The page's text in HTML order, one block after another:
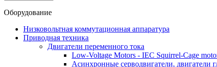
Оборудование
Низковольтная коммутационная аппаратура
Приводная техника
Двигатели переменного тока
Low-Voltage Motors - IEC Squirrel-Cage
Асинхронные серводвигатели, двигатели